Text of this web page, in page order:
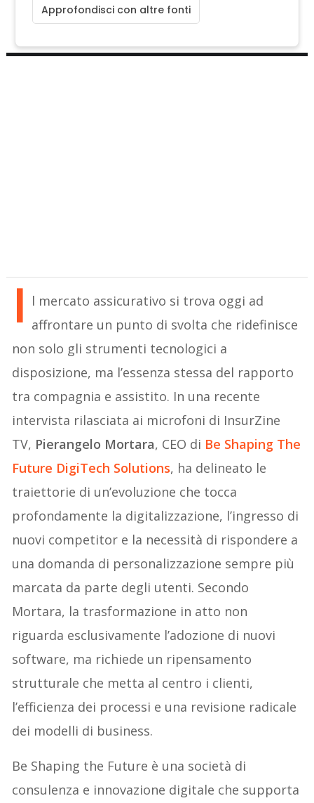
Approfondisci con altre fonti
I l mercato assicurativo si trova oggi ad
affrontare un punto di svolta che ridefinisce
non solo gli strumenti tecnologici a
disposizione, ma l’essenza stessa del rapporto
tra compagnia e assistito. In una recente
intervista rilasciata ai microfoni di InsurZine
TV, Pierangelo Mortara, CEO di Be Shaping The
Future DigiTech Solutions, ha delineato le
traiettorie di un’evoluzione che tocca
profondamente la digitalizzazione, l’ingresso di
nuovi competitor e la necessità di rispondere a
una domanda di personalizzazione sempre più
marcata da parte degli utenti. Secondo
Mortara, la trasformazione in atto non
riguarda esclusivamente l’adozione di nuovi
software, ma richiede un ripensamento
strutturale che metta al centro i clienti,
l’efficienza dei processi e una revisione radicale
dei modelli di business.
Be Shaping the Future è una società di
consulenza e innovazione digitale che supporta